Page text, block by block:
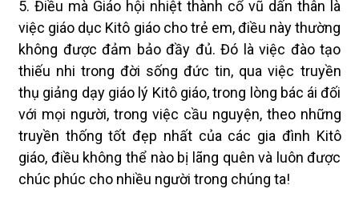
5. Điều mà Giáo hội nhiệt thành cổ vũ dấn thân là
việc giáo dục Kitô giáo cho trẻ em, điều này thường
không được đảm bảo đầy đủ. Đó là việc đào tạo
thiếu nhi trong đời sống đức tin, qua việc truyền
thụ giảng dạy giáo lý Kitô giáo, trong lòng bác ái đối
với mọi người, trong việc cầu nguyện, theo những
truyền thống tốt đẹp nhất của các gia đình Kitô
giáo, điều không thể nào bị lãng quên và luôn được
chúc phúc cho nhiều người trong chúng ta!